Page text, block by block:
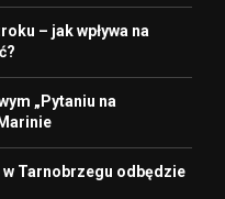
– jak wpływa na
„Pytaniu na
w Tarnobrzegu odbędzie